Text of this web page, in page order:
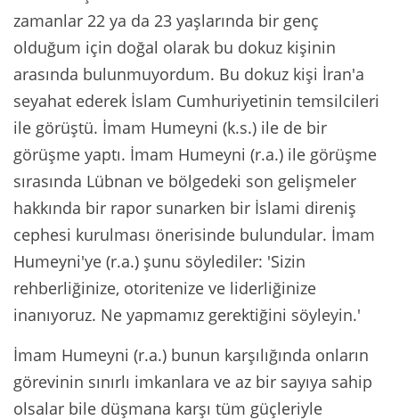
zamanlar 22 ya da 23 yaşlarında bir genç
olduğum için doğal olarak bu dokuz kişinin
arasında bulunmuyordum. Bu dokuz kişi İran'a
seyahat ederek İslam Cumhuriyetinin temsilcileri
ile görüştü. İmam Humeyni (k.s.) ile de bir
görüşme yaptı. İmam Humeyni (r.a.) ile görüşme
sırasında Lübnan ve bölgedeki son gelişmeler
hakkında bir rapor sunarken bir İslami direniş
cephesi kurulması önerisinde bulundular. İmam
Humeyni'ye (r.a.) şunu söylediler: 'Sizin
rehberliğinize, otoritenize ve liderliğinize
inanıyoruz. Ne yapmamız gerektiğini söyleyin.'
İmam Humeyni (r.a.) bunun karşılığında onların
görevinin sınırlı imkanlara ve az bir sayıya sahip
olsalar bile düşmana karşı tüm güçleriyle